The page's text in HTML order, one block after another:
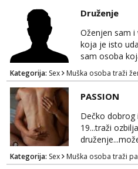
Druženje
Oženjen sam
koja je isto
sam osoba
ostalo
diskrecija mi
.Molim samo
bonova
strane.Ajmo
Kategorija: Sex Muška osoba traži
PASSION
Dečko dobrog
19...traži
uzbuđenja i
bliža
Kategorija: Sex Muška osoba traži